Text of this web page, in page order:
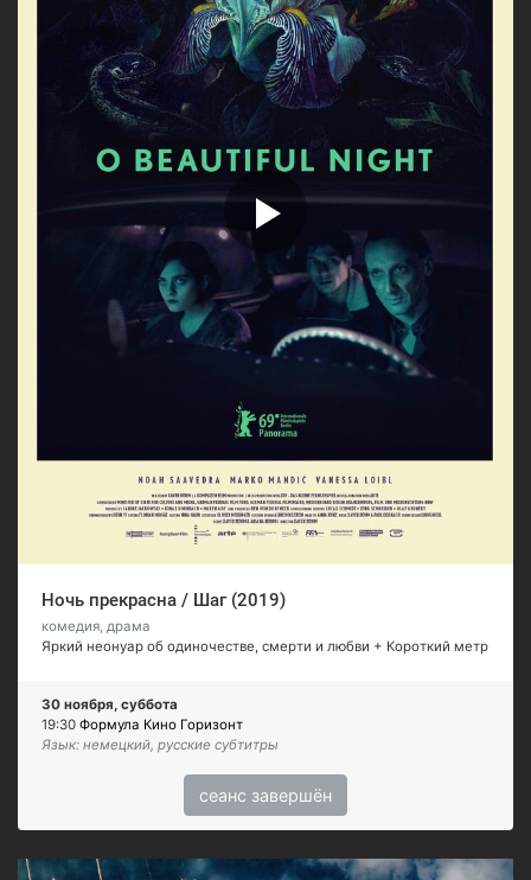
Ночь прекрасна / Шаг (2019)
комедия, драма
Яркий неонуар об одиночестве, смерти и любви + Короткий метр
30 ноября, суббота
19:30 Формула Кино Горизонт
Язык: немецкий, русские субтитры
сеанс завершён